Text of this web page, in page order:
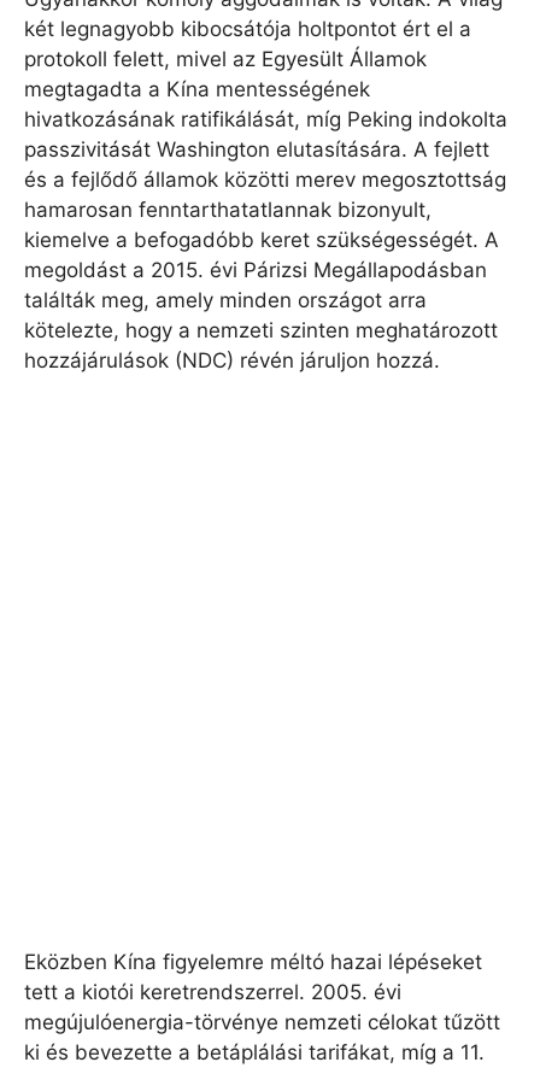
két legnagyobb kibocsátója holtpontot ért el a
protokoll felett, mivel az Egyesült Államok
megtagadta a Kína mentességének
hivatkozásának ratifikálását, míg Peking indokolta
passzivitását Washington elutasítására. A fejlett
és a fejlődő államok közötti merev megosztottság
hamarosan fenntarthatatlannak bizonyult,
kiemelve a befogadóbb keret szükségességét. A
megoldást a 2015. évi Párizsi Megállapodásban
találták meg, amely minden országot arra
kötelezte, hogy a nemzeti szinten meghatározott
hozzájárulások (NDC) révén járuljon hozzá.
Eközben Kína figyelemre méltó hazai lépéseket
tett a kiotói keretrendszerrel. 2005. évi
megújulóenergia-törvénye nemzeti célokat tűzött
ki és bevezette a betáplálási tarifákat, míg a 11.